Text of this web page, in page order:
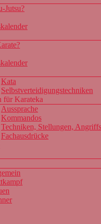
Jutsu?
Kata
Selbstverteidigungstechniken
für Karateka
Aussprache
Kommandos
Techniken, Stellungen,
Fachausdrücke